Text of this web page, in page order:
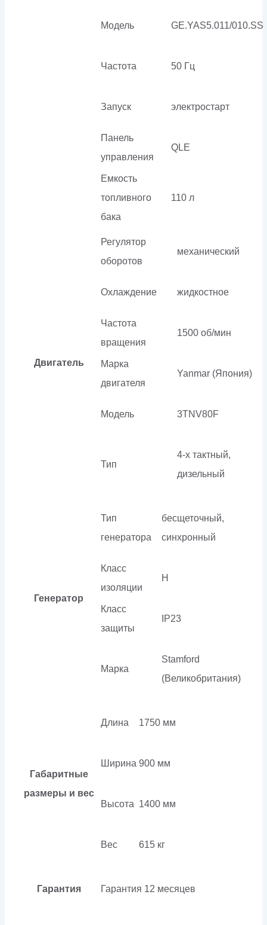
Модель GE.YAS5.011/010.SS
Частота 50 Гц
Запуск электростарт
Панель
управления
QLE
Емкость
топливного
бака
110 л
Двигатель
Регулятор
оборотов
механический
Охлаждение жидкостное
Частота
вращения
1500 об/мин
Марка
двигателя
Yanmar (Япония)
Модель 3TNV80F
Тип
4-х тактный,
дизельный
Генератор
Тип
генератора
бесщеточный,
синхронный
Класс
изоляции
H
Класс
защиты
IP23
Марка
Stamford
(Великобритания)
Габаритные
размеры и вес
Длина 1750 мм
Ширина 900 мм
Высота 1400 мм
Вес 615 кг
Гарантия Гарантия 12 месяцев